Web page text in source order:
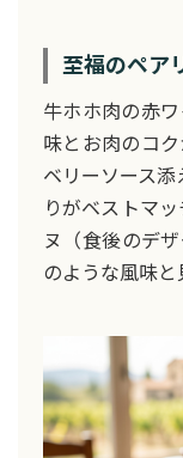
至福のペア
牛ホホ肉の赤
味とお肉のコ
ベリーソース
りがベストマ
ヌ（食後のデ
のような風味と